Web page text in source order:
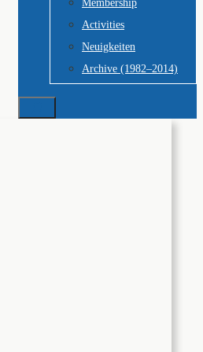
Activities
Neuigkeiten
Archive (1982–2014)